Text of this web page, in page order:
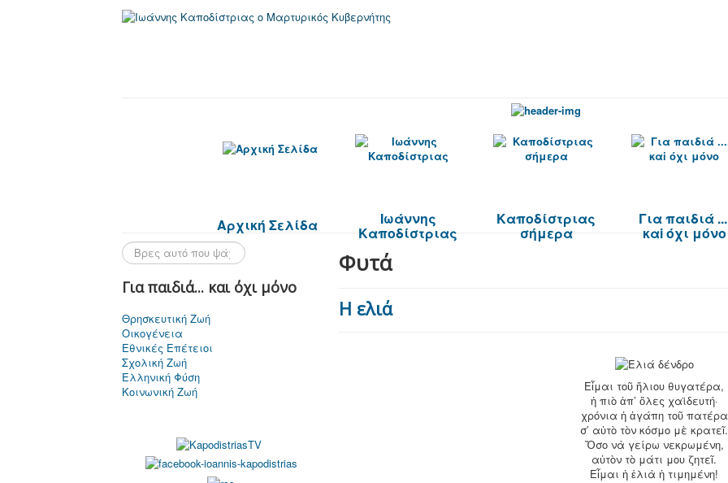
Αρχική Σελίδα Ιωάννης
Καποδίστριας
Καποδίστριας
σήμερα
Για παιδιά
καi όχι μόνο
Για παιδιά... και όχι μόνο
Θρησκευτική Ζωή
Οικογένεια
Εθνικές Επέτειοι
Σχολική Ζωή
Ελληνική Φύση
Κοινωνική Ζωή
Φυτά
Η ελιά
Εἶμαι τοῦ ἥλιου θυγατέρα,
ἡ πιὸ ἀπ’ ὅλες χαϊδευτή·
χρόνια ἡ ἀγάπη τοῦ πατέρα
σ’ αὐτὸ τὸν κόσμο μὲ κρατεῖ.
Ὅσο νὰ γείρω νεκρωμένη,
αὐτὸν τὸ μάτι μου ζητεῖ.
Εἶμαι ἡ ἐλιὰ ἡ τιμημένη!